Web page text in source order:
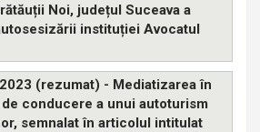
Noi, județul Suceava a
instituției Avocatul
(rezumat) - Mediatizarea în
conducere a unui autoturism
semnalat în articolul intitulat